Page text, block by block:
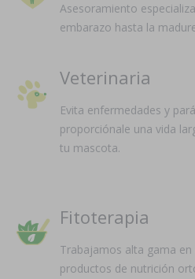
Asesoramiento
embarazo hasta la
Veterinaria
Evita enfermedades y
proporciónale una vida
tu mascota.
Fitoterapia
Trabajamos alta gama
productos de nutrición